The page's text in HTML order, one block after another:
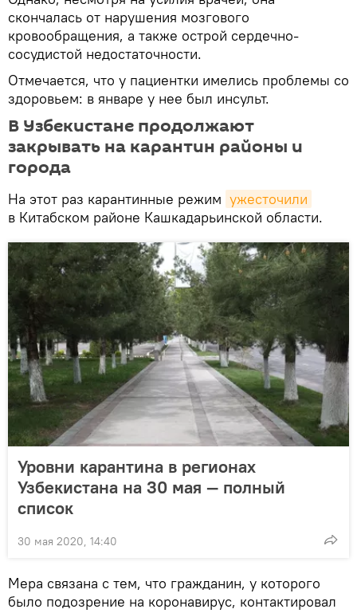
скончалась от нарушения мозгового
кровообращения, а также острой сердечно-
сосудистой недостаточности.
Отмечается, что у пациентки имелись проблемы со
здоровьем: в январе у нее был инсульт.
В Узбекистане продолжают
закрывать на карантин районы и
города
На этот раз карантинные режим ужесточили
в Китабском районе Кашкадарьинской области.
Уровни карантина в регионах
Узбекистана на 30 мая — полный
список
30 мая 2020, 14:40
Мера связана с тем, что гражданин, у которого
было подозрение на коронавирус, контактировал